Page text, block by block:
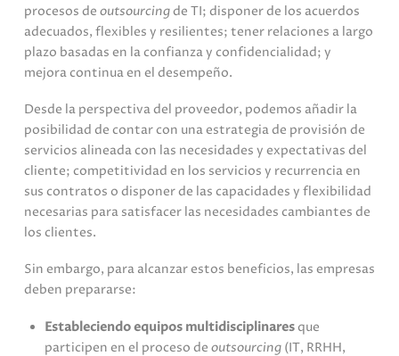
procesos de outsourcingde TI; disponer de los acuerdos
adecuados, flexibles y resilientes; tener relaciones a largo
plazo basadas en la confianza y confidencialidad; y
mejora continua en el desempeño.
Desde la perspectiva del proveedor, podemos añadir la
posibilidad de contar con una estrategia de provisión de
servicios alineada con las necesidades y expectativas del
cliente; competitividad en los servicios y recurrencia en
sus contratos o disponer de las capacidades y flexibilidad
necesarias para satisfacer las necesidades cambiantes de
los clientes.
Sin embargo, para alcanzar estos beneficios, las empresas
deben prepararse:
Estableciendo equipos multidisciplinaresque
participen en el proceso deoutsourcing (IT, RRHH,